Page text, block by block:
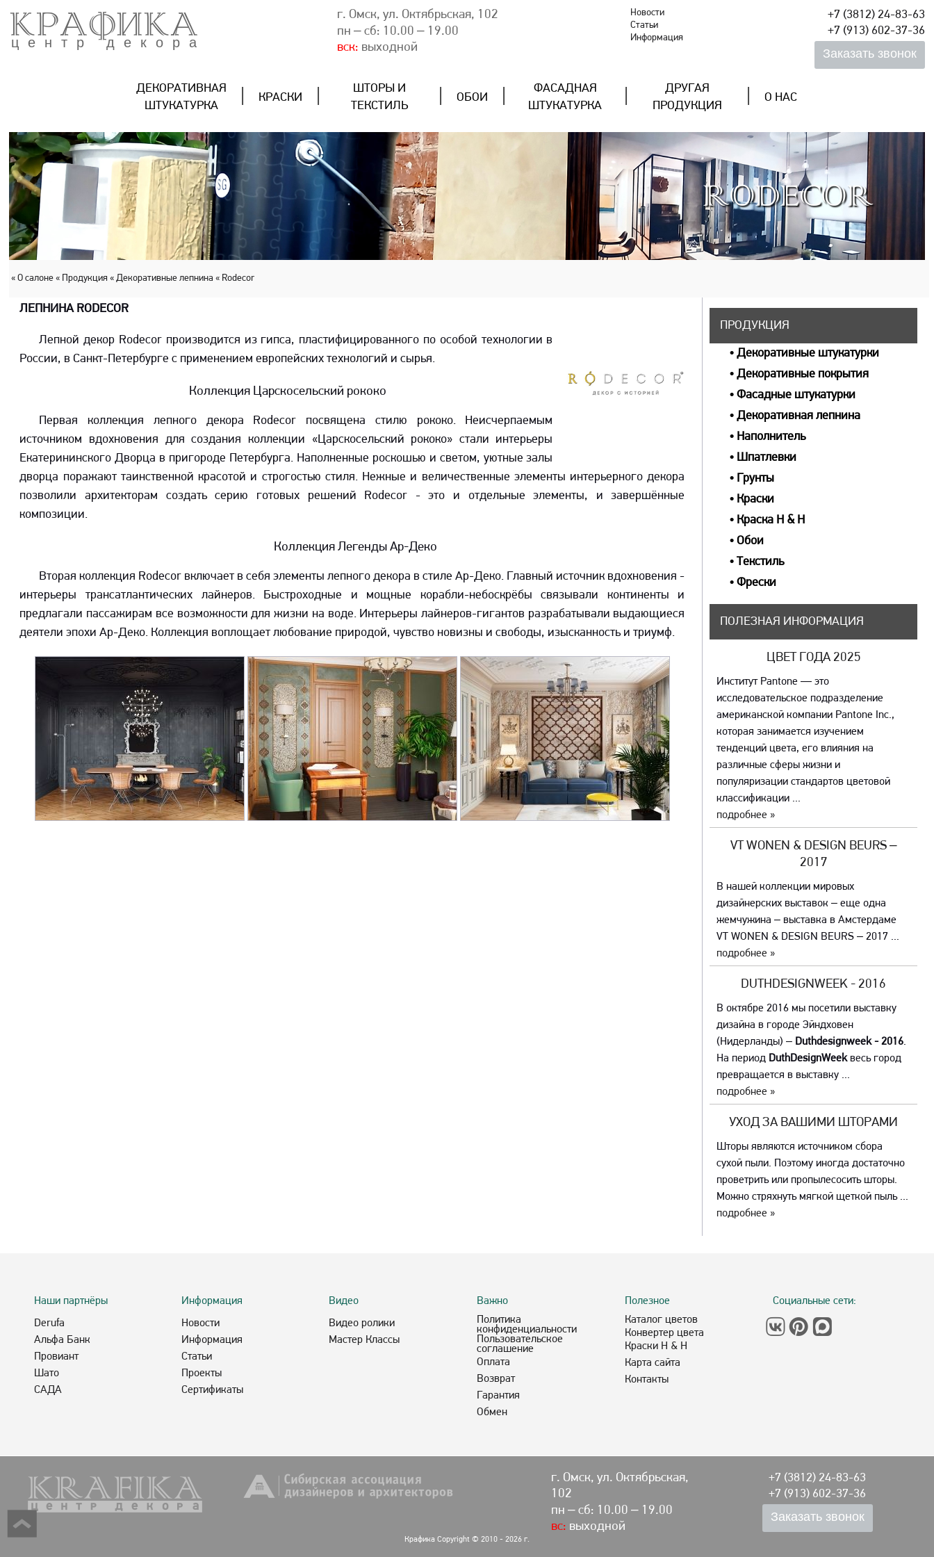
КРАФИКА
центр декора
г. Омск, ул. Октябрьская, 102
пн – сб: 10.00 – 19.00
вск: выходной
Новости
Статьи
Информация
+7 (3812) 24-83-63
+7 (913) 602-37-36
ДЕКОРАТИВНАЯ
ШТУКАТУРКА
КРАСКИ
ШТОРЫ И
ТЕКСТИЛЬ
ОБОИ
ФАСАДНАЯ
ШТУКАТУРКА
ДРУГАЯ
ПРОДУКЦИЯ
О НАС
RODECOR
« О салоне « Продукция « Декоративные лепнина « Rodecor
ЛЕПНИНА RODECOR
Лепной декор Rodecor производится из гипса, пластифицированного по особой технологии в
России, в Санкт-Петербурге с применением европейских технологий и сырья.
Коллекция Царскосельский рококо
Первая коллекция лепного декора Rodecor посвящена стилю рококо. Неисчерпаемым
источником вдохновения для создания коллекции «Царскосельский рококо» стали интерьеры
Екатерининского Дворца в пригороде Петербурга. Наполненные роскошью и светом, уютные залы
дворца поражают таинственной красотой и строгостью стиля. Нежные и величественные элементы интерьерного декора
позволили архитекторам создать серию готовых решений Rodecor - это и отдельные элементы, и завершённые
композиции.
Коллекция Легенды Ар-Деко
Вторая коллекция Rodecor включает в себя элементы лепного декора в стиле Ар-Деко. Главный источник вдохновения -
интерьеры трансатлантических лайнеров. Быстроходные и мощные корабли-небоскрёбы связывали континенты и
предлагали пассажирам все возможности для жизни на воде. Интерьеры лайнеров-гигантов разрабатывали выдающиеся
деятели эпохи Ар-Деко. Коллекция воплощает любование природой, чувство новизны и свободы, изысканность и триумф.
ПРОДУКЦИЯ
• Декоративные штукатурки
• Декоративные покрытия
• Фасадные штукатурки
• Декоративная лепнина
• Наполнитель
• Шпатлевки
• Грунты
• Краски
• Краска Н & Н
• Обои
• Текстиль
• Фрески
ПОЛЕЗНАЯ ИНФОРМАЦИЯ
ЦВЕТ ГОДА 2025
Институт Pantone — это
исследовательское подразделение
американской компании Pantone Inc.,
которая занимается изучением
тенденций цвета, его влияния на
различные сферы жизни и
популяризации стандартов цветовой
классификации ...
подробнее »
VT WONEN & DESIGN BEURS –
2017
В нашей коллекции мировых
дизайнерских выставок – еще одна
жемчужина – выставка в Амстердаме
VT WONEN & DESIGN BEURS – 2017 ...
подробнее »
DUTHDESIGNWEEK - 2016
В октябре 2016 мы посетили выставку
дизайна в городе Эйндховен
(Нидерланды) – Duthdesignweek - 2016.
На период DuthDesignWeekвесь город
превращается в выставку ...
подробнее »
УХОД ЗА ВАШИМИ ШТОРАМИ
Шторы являются источником сбора
сухой пыли. Поэтому иногда достаточно
проветрить или пропылесосить шторы.
Можно стряхнуть мягкой щеткой пыль ...
подробнее »
Наши партнёры
Derufa
Альфа Банк
Провиант
Шато
САДА
Информация
Новости
Информация
Статьи
Проекты
Сертификаты
Видео
Видео ролики
Мастер Классы
Важно
Политика
конфиденциальности
Пользовательское
соглашение
Оплата
Возврат
Гарантия
Обмен
Полезное
Каталог цветов
Конвертер цвета
Краски H & H
Карта сайта
Контакты
Социальные сети:
г. Омск, ул. Октябрьская,
102
пн – сб: 10.00 – 19.00
вс: выходной
+7 (3812) 24-83-63
+7 (913) 602-37-36
Крафика Copyright © 2010 - 2026 г.